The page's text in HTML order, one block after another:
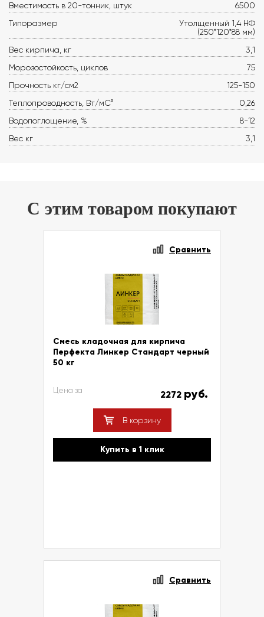
Вместимость в 20-тонник, штук
6500
Типоразмер
Утолщенный 1,4 НФ
(250*120*88 мм)
Вес кирпича, кг
3,1
Морозостойкость, циклов
75
Прочность кг/см2
125-150
Теплопроводность, Вт/мС°
0,26
Водопоглощение, %
8-12
Вес кг
3,1
С этим товаром покупают
Сравнить
Смесь кладочная для кирпича
Перфекта Линкер Стандарт черный
50 кг
Цена за 2272 руб.
В корзину
Купить в 1 клик
Сравнить